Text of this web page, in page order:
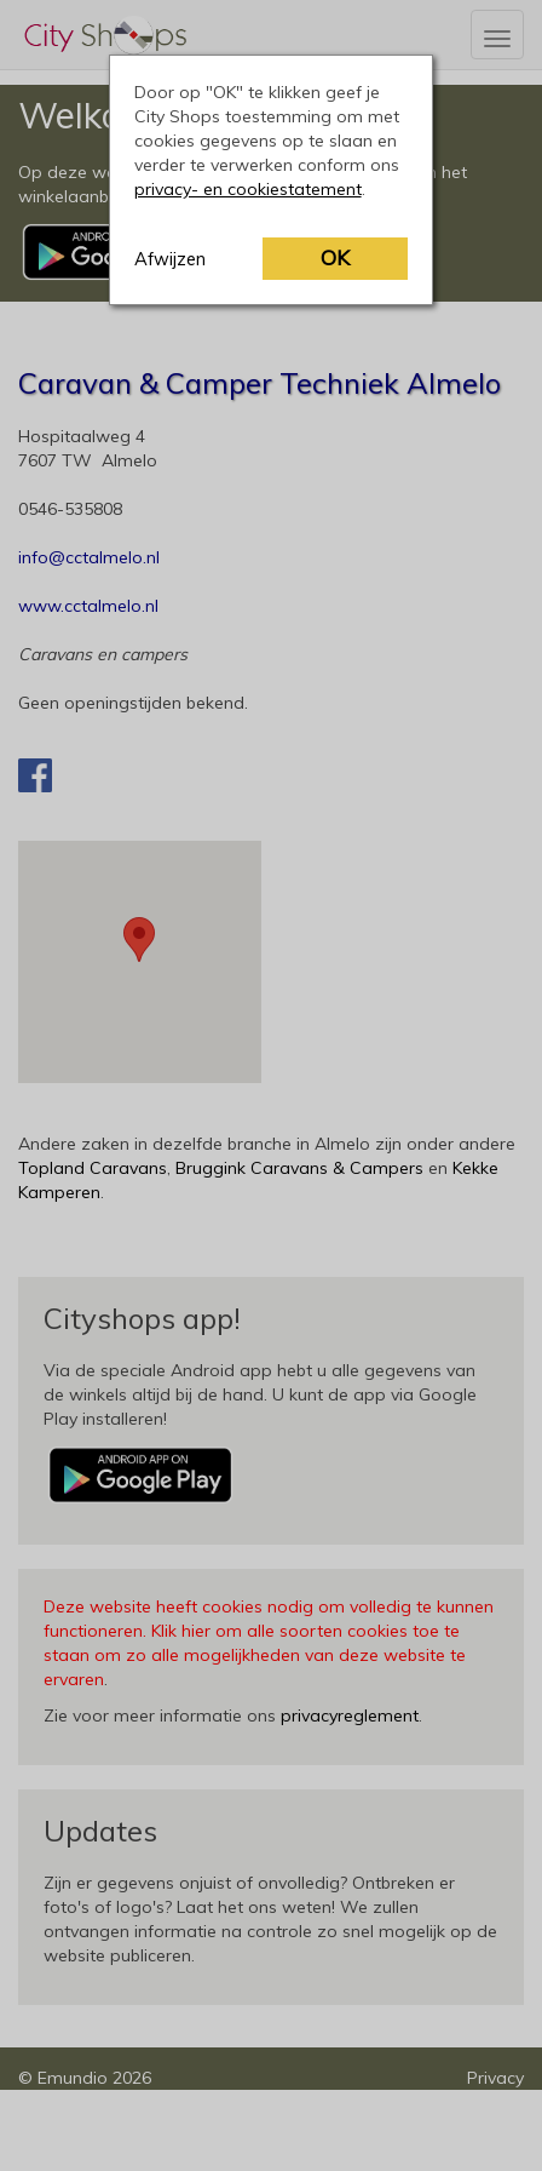
Welkom
Op deze website vindt u een compleet overzicht van het
winkelaanbod in Almelo en omgeving.
Caravan & Camper Techniek Almelo
Hospitaalweg 4
7607 TW Almelo
0546-535808
info@cctalmelo.nl
www.cctalmelo.nl
Caravans en campers
Geen openingstijden bekend.
Andere zaken in dezelfde branche in Almelo zijn onder andere
Topland Caravans, Bruggink Caravans & Campers en Kekke
Kamperen.
Cityshops app!
Via de speciale Android app hebt u alle gegevens van
de winkels altijd bij de hand. U kunt de app via Google
Play installeren!
Deze website heeft cookies nodig om volledig te kunnen
functioneren. Klik hier om alle soorten cookies toe te
staan om zo alle mogelijkheden van deze website te
ervaren
Zie voor meer informatie ons privacyreglement
Updates
Zijn er gegevens onjuist of onvolledig? Ontbreken er
foto's of logo's? Laat het ons weten! We zullen
ontvangen informatie na controle zo snel mogelijk op de
website publiceren.
© Emundio 2026 Privacy
Door op "OK" te klikken geef je
City Shops toestemming om met
cookies gegevens op te slaan en
verder te verwerken conform ons
privacy- en cookiestatement.
Afwijzen OK